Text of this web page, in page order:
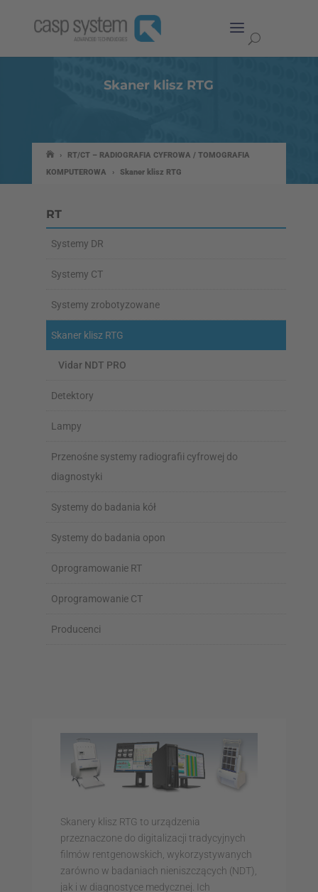
Skaner klisz RTG
›
RT/CT – RADIOGRAFIA CYFROWA / TOMOGRAFIA
KOMPUTEROWA
› Skaner klisz RTG
RT
Systemy DR
Systemy CT
Systemy zrobotyzowane
Skaner klisz RTG
Vidar NDT PRO
Detektory
Lampy
Przenośne systemy radiografii cyfrowej do
diagnostyki
Systemy do badania kół
Systemy do badania opon
Oprogramowanie RT
Oprogramowanie CT
Producenci
Skanery klisz RTG to urządzenia
przeznaczone do digitalizacji tradycyjnych
filmów rentgenowskich, wykorzystywanych
zarówno w badaniach nieniszczących (NDT),
jak i w diagnostyce medycznej. Ich